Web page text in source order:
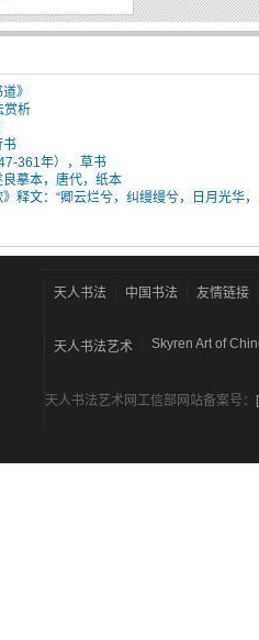
》
赏析
书
361年），草书
摹本，唐代，纸本
释文：“卿云烂兮，纠缦缦兮，日月光华
天人书法 中国书法 友情链接
天人书法艺术 Skyren Art of
天人书法艺术网工信部网站备案号：